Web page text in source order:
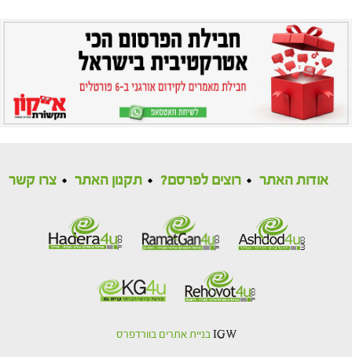
אודות האתר רוצים לפרסם? תקנון האתר צרו קשר
IGW בניית אתרים בוורדפרס